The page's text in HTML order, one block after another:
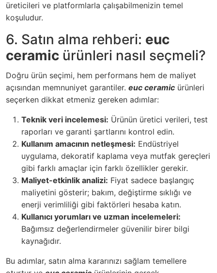
üreticileri ve platformlarla çalışabilmenizin temel
koşuludur.
6. Satın alma rehberi: euc
ceramic ürünleri nasıl seçmeli?
Doğru ürün seçimi, hem performans hem de maliyet
açısından memnuniyet garantiler. euc ceramic ürünleri
seçerken dikkat etmeniz gereken adımlar:
Teknik veri incelemesi: Ürünün üretici verileri, test
raporları ve garanti şartlarını kontrol edin.
Kullanım amacının netleşmesi: Endüstriyel
uygulama, dekoratif kaplama veya mutfak gereçleri
gibi farklı amaçlar için farklı özellikler gerekir.
Maliyet-etkinlik analizi: Fiyat sadece başlangıç
maliyetini gösterir; bakım, değiştirme sıklığı ve
enerji verimliliği gibi faktörleri hesaba katın.
Kullanıcı yorumları ve uzman incelemeleri:
Bağımsız değerlendirmeler güvenilir birer bilgi
kaynağıdır.
Bu adımlar, satın alma kararınızı sağlam temellere